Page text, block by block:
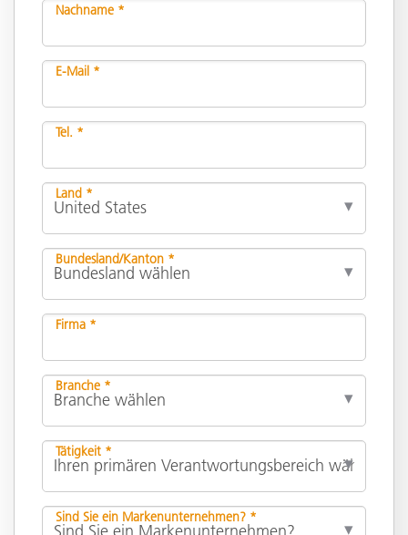
Nachname *
E-Mail *
Tel. *
Land *
Bundesland/Kanton *
Firma *
Branche *
Tätigkeit *
Sind Sie ein Markenunternehmen? *